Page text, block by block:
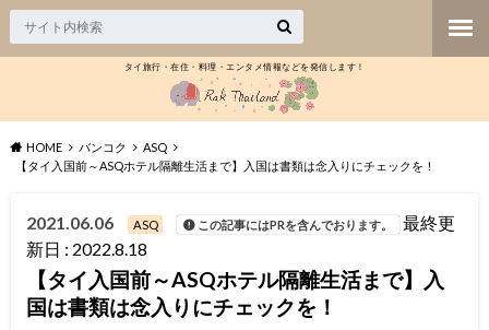
タイ旅行・在住・料理・エンタメ情報などを発信します！
HOME バンコク
ASQ
【タイ入国前～ASQホテル隔離生活まで】入国は書類は念入りにチェックを！
2021.06.06 ASQ この記事にはPRを含んでおります。
最終更
新日 : 2022.8.18
【タイ入国前～ASQホテル隔離生活まで】入
国は書類は念入りにチェックを！